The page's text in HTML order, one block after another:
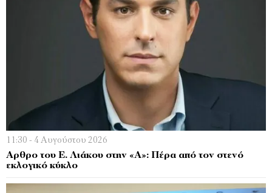
11:30 - 4 Αυγούστου 2026
Αρθρο του Ε. Λιάκου στην «Α»: Πέρα από τον στενό
εκλογικό κύκλο